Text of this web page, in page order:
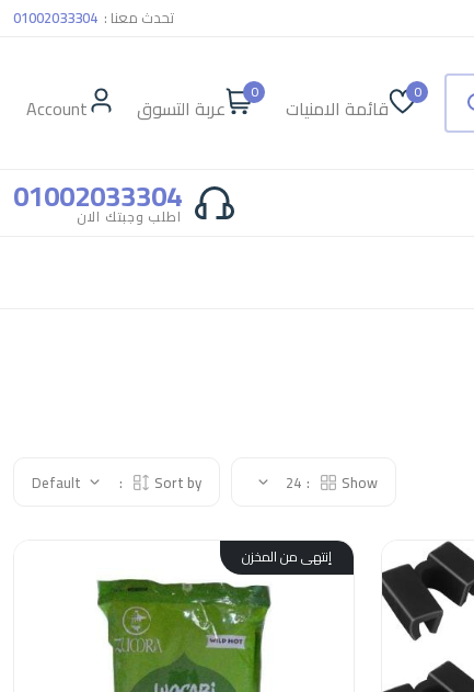
تحدث معنا : 01002033304
0
قائمة الامنيات
0
عربة التسوق Account
01002033304
اطلب وجبتك الان
Show:
24
Sort by:
Default
إنتهى من المخزن